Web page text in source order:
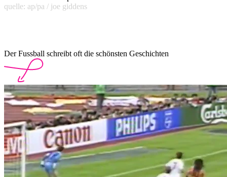
quelle: ap/pa / joe giddens
Der Fussball schreibt oft die schönsten Geschichten